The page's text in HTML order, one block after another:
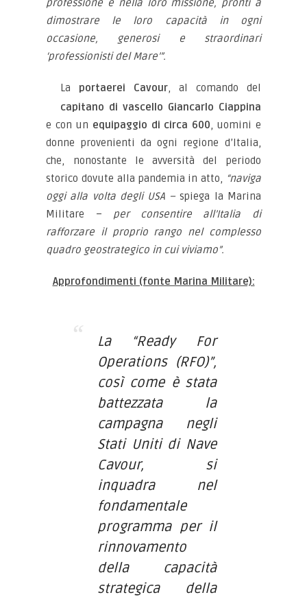
professione e nella loro missione, pronti a
dimostrare le loro capacità in ogni
occasione, generosi e straordinari
‘professionisti del Mare’”.
La portaerei Cavour, al comando del
capitano di vascello Giancarlo Ciappina
e con un equipaggio di circa 600, uomini e
donne provenienti da ogni regione d’Italia,
che, nonostante le avversità del periodo
storico dovute alla pandemia in atto, “naviga
oggi alla volta degli USA – spiega la Marina
Militare – per consentire all’Italia di
rafforzare il proprio rango nel complesso
quadro geostrategico in cui viviamo”.
Approfondimenti (fonte Marina Militare):
La “Ready For
Operations (RFO)”,
così come è stata
battezzata la
campagna negli
Stati Uniti di Nave
Cavour, si
inquadra nel
fondamentale
programma per il
rinnovamento
della capacità
strategica della